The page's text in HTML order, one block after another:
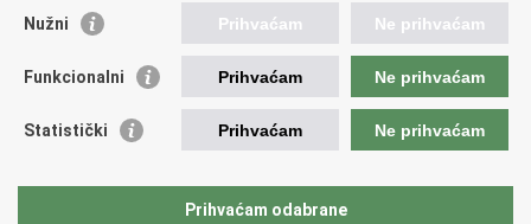
Središnja agencija za financiranje i ugovaranje
Institucije i javne ustanove u nadležnosti
Ministarstva
Agencija za ugljikovodike
Hrvatska agencija za malo gospodarstvo, inovacije i investicije
Nužni Prihvaćam Ne prihvaćam
Funkcionalni Prihvaćam Ne prihvaćam
Statistički Prihvaćam Ne prihvaćam
Prihvaćam odabrane